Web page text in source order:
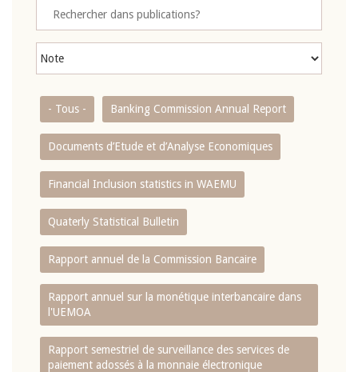
- Tous - Banking Commission Annual Report
Documents d’Etude et d’Analyse Economiques
Financial Inclusion statistics in WAEMU
Quaterly Statistical Bulletin
Rapport annuel de la Commission Bancaire
Rapport annuel sur la monétique interbancaire dans
l'UEMOA
Rapport semestriel de surveillance des services de
paiement adossés à la monnaie électronique